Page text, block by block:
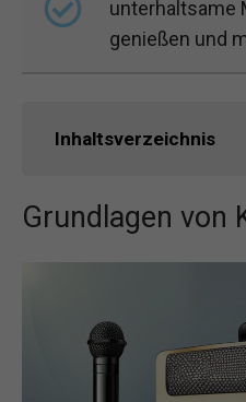
unterhaltsame
genießen und
Inhaltsverzeichnis
Grundlagen von